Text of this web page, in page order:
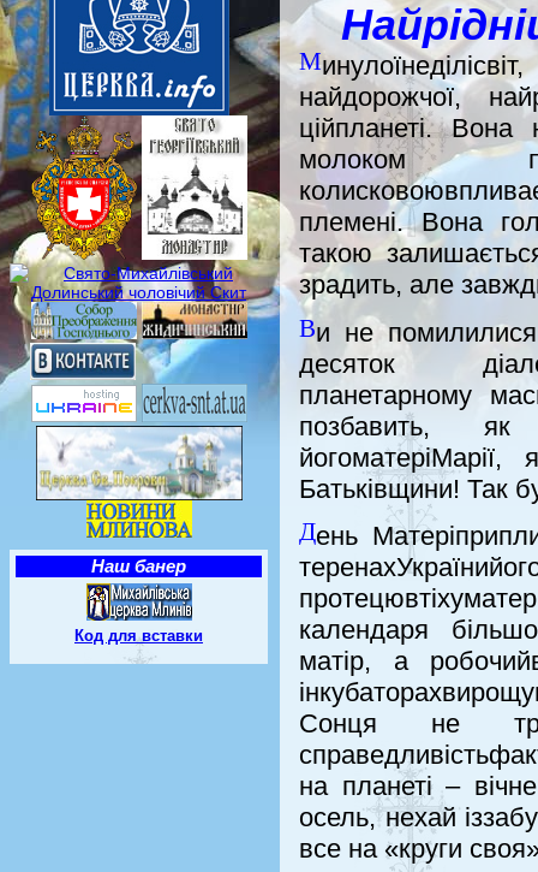
Наш банер
Код для вставки
М
найдорожчої,
ційпланеті. Вона
молоком
племені. Вона
такою
зрадить, але
Ви не
десяток
планетарному
позбавить, як
Батьківщини! Так
День
календаря
матір, а
Сонця не
на планеті –
осель, нехай
все на «круги